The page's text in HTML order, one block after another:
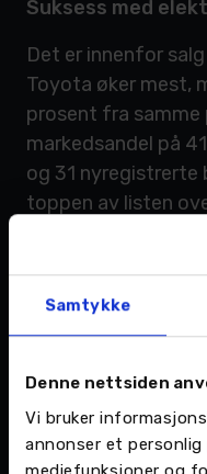
Samtykke
Denne nettsiden
Vi bruker
annonser et personlig
Suksess med
Det er innenfor
Toyota øker mest,
prosent fra samme
markedsandel på
og 31 nyregistrerte
toppen av listen
Toyota Proace
Også sentralt ser
hvor salget av
på hele 132
bilmerket på
solgte. Salget av